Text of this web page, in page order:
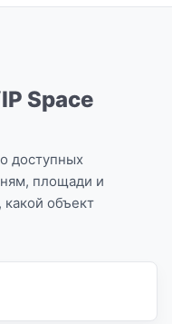
Space
доступных
площади и
объект